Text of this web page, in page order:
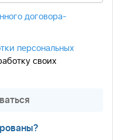
договора-
персональных
своих